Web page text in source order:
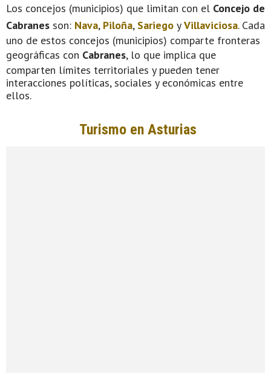
Los concejos (municipios) que limitan con el Concejo de
Cabranes son: Nava, Piloña, Sariego yVillaviciosa. Cada
uno de estos concejos (municipios) comparte fronteras
geográficas con Cabranes, lo que implica que
comparten límites territoriales y pueden tener
interacciones políticas, sociales y económicas entre
ellos.